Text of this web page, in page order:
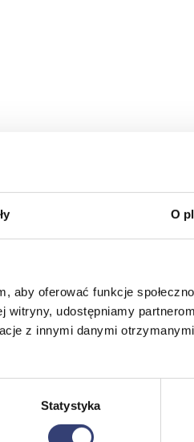
O
aby oferować funkcje
udostępniamy
z innymi danymi
Statystyka